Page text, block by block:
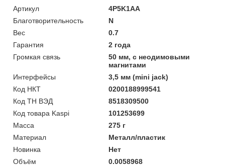
Артикул
4P5K1AA
Благотворительность
N
Вес
0.7
Гарантия
2 года
Громкая связь
50 мм, с неодимовыми
магнитами
Интерфейсы
3,5 мм (mini jack)
Код НКТ
0200188999541
Код ТН ВЭД
8518309500
Код товара Kaspi
101253699
Масса
275 г
Материал
Металл/пластик
Новинка
Нет
Объём
0.0058968